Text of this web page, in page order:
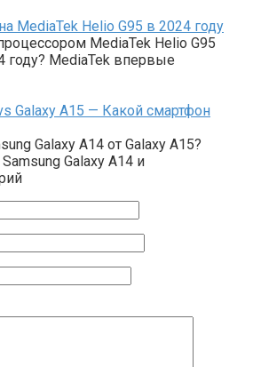
MediaTek Helio G95 в 2024 году
MediaTek Helio G95
году? MediaTek впервые
Galaxy A15 — Какой смартфон
Galaxy A14 от Galaxy A15?
Galaxy A14 и